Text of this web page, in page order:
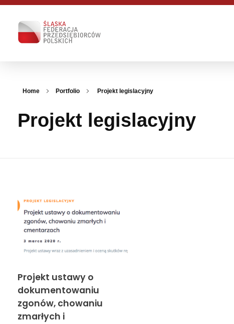
Home Portfolio Projekt legislacyjny
Projekt legislacyjny
Projekt ustawy o
dokumentowaniu
zgonów, chowaniu
zmarłych i